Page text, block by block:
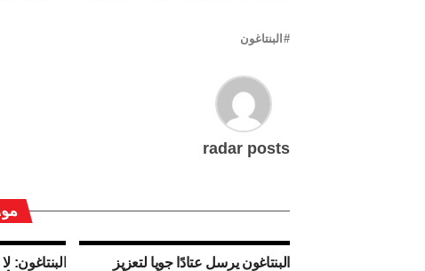
البنتاغون
radar posts
البنتاغون يرسل عتادًا جويا لتعزيز
البنتاغون: